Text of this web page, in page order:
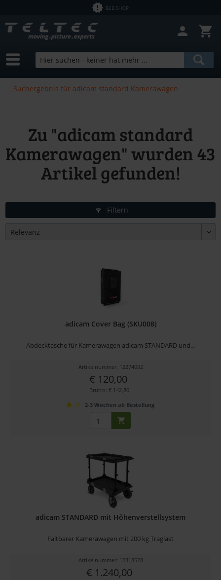
B2B SHOP
Suchergebnis für adicam standard Kamerawagen
Zu "adicam standard
Kamerawagen" wurden43
Artikel gefunden!
Filtern
adicam Cover Bag (SKU008)
Abdecktasche für Kamerawagen adicam STANDARD und...
Artikelnummer: 12274092
€ 120,00
Brutto: € 142,80
2-3 Wochen ab Bestellung
adicam STANDARD mit Höhenverstellsystem
Faltbarer Kamerawagen mit 200 kg Traglast
Artikelnummer: 12318528
€ 1.240,00